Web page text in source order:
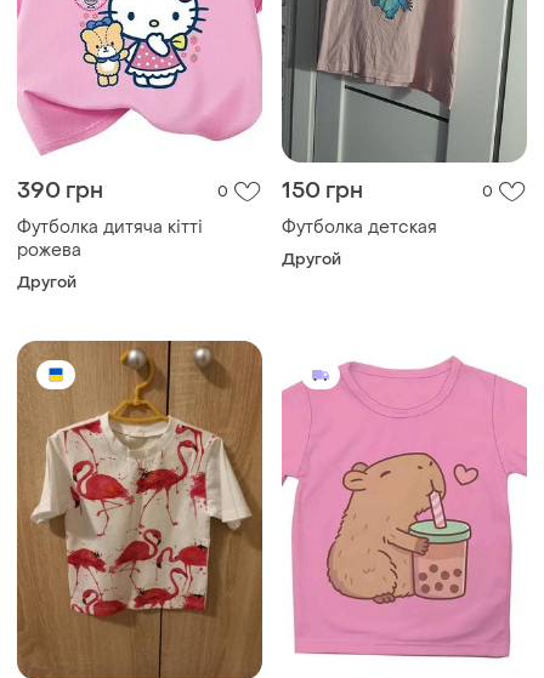
390 грн 0
Футболка дитяча кітті
рожева
Другой
150 грн 0
Футболка детская
Другой